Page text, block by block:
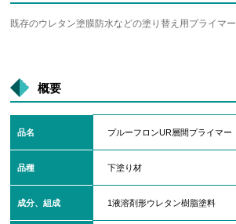
既存のウレタン塗膜防水などの塗り替え用プライマー
概要
品名 プルーフロンUR層間プライマー
品種 下塗り材
成分、組成 1液溶剤形ウレタン樹脂塗料